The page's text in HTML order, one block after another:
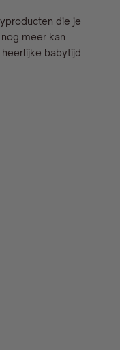
die je
meer kan
babytijd.